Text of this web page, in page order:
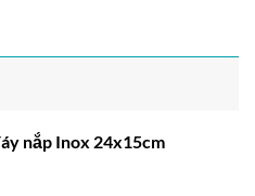
nắp Inox 24x15cm